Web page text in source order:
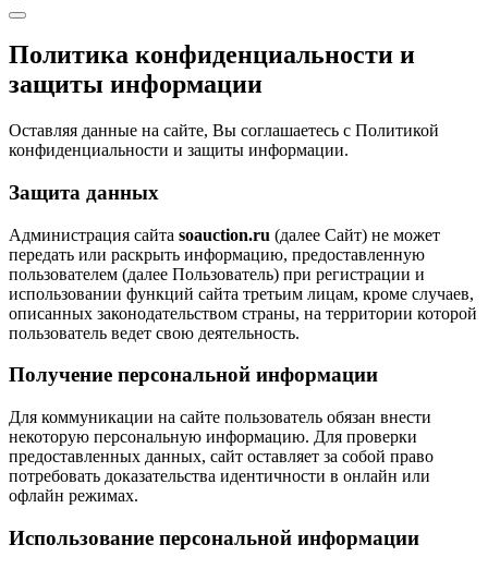
Политика конфиденциальности и
защиты информации
Оставляя данные на сайте, Вы соглашаетесь с Политикой
конфиденциальности и защиты информации.
Защита данных
Администрация сайта soauction.ru (далее Сайт) не может
передать или раскрыть информацию, предоставленную
пользователем (далее Пользователь) при регистрации и
использовании функций сайта третьим лицам, кроме случаев,
описанных законодательством страны, на территории которой
пользователь ведет свою деятельность.
Получение персональной информации
Для коммуникации на сайте пользователь обязан внести
некоторую персональную информацию. Для проверки
предоставленных данных, сайт оставляет за собой право
потребовать доказательства идентичности в онлайн или
офлайн режимах.
Использование персональной информации